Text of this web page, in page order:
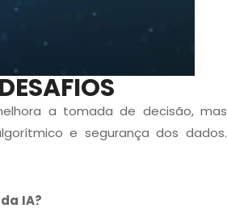
a tomada de decisão, mas
e segurança dos dados.
IA?